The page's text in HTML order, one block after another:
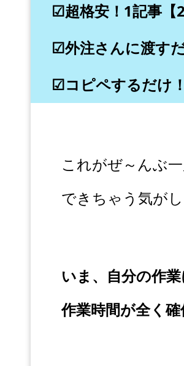
☑超格安！1記事【
☑外注さんに渡す
☑コピペするだけ
これがぜ～んぶ
できちゃう気が
いま、自分の作
作業時間が全く